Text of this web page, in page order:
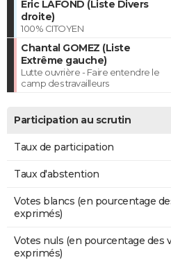
Eric LAFOND (Liste Divers
droite)
100% CITOYEN
Chantal GOMEZ (Liste
Extrême gauche)
Lutte ouvrière - Faire entendre le
camp des travailleurs
Participation au scrutin
Taux de participation
Taux d'abstention
Votes blancs (en pourcentage
exprimés)
Votes nuls (en pourcentage des
exprimés)